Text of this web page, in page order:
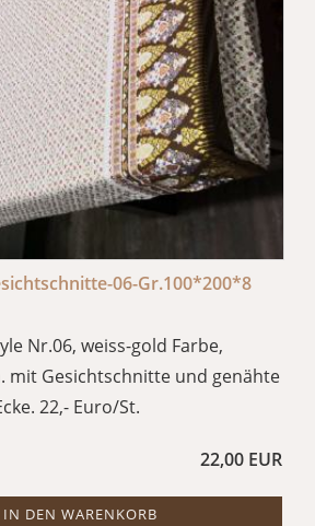
06-Gr.100*200*8
Nr.06, weiss-gold Farbe,
mit Gesichtschnitte und genähte
22,- Euro/St.
22,00 EUR
IN DEN WARENKORB